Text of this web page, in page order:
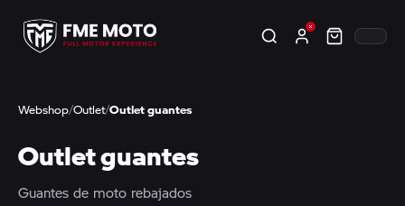
Webshop/Outlet/Outlet guantes
Outlet guantes
Guantes de moto rebajados